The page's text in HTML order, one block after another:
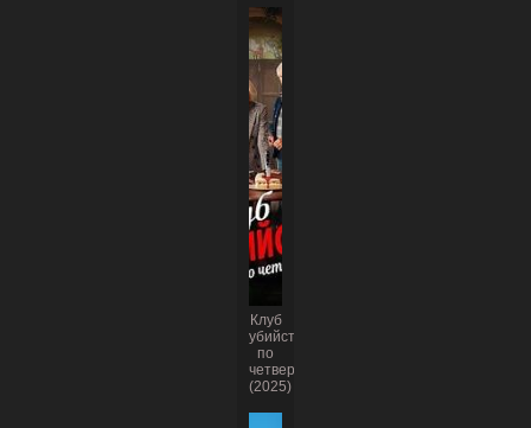
Клуб
убийств
по
четвергам
(2025)